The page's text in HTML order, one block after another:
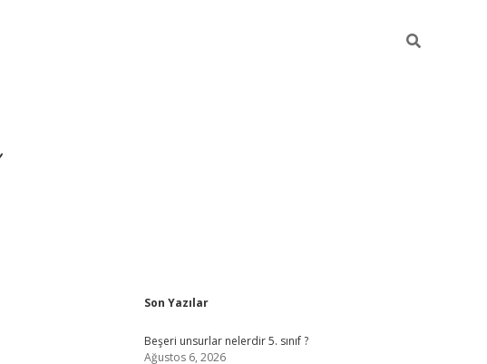
Sidebar
Son Yazılar
Beşeri unsurlar nelerdir 5. sınıf ?
Ağustos 6, 2026